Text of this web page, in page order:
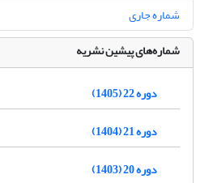
شماره جاری
شماره‌های پیشین نشریه
دوره 22 (1405)
دوره 21 (1404)
دوره 20 (1403)